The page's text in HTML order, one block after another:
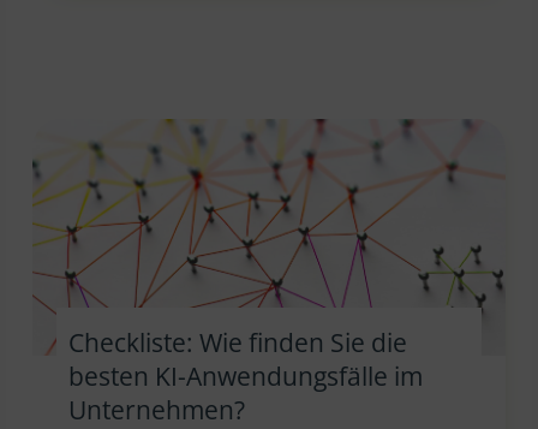
Checkliste: Wie finden Sie die
besten KI-Anwendungsfälle im
Unternehmen?